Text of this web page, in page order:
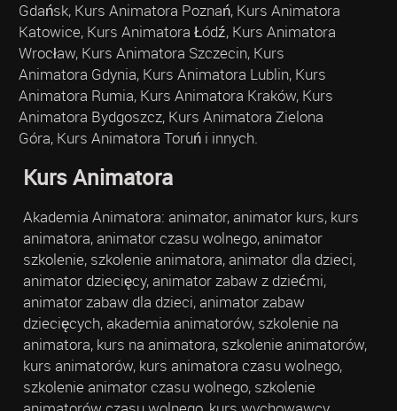
Gdańsk, Kurs Animatora Poznań, Kurs Animatora
Katowice, Kurs Animatora Łódź, Kurs Animatora
Wrocław, Kurs Animatora Szczecin, Kurs
Animatora Gdynia, Kurs Animatora Lublin, Kurs
Animatora Rumia, Kurs Animatora Kraków, Kurs
Animatora Bydgoszcz, Kurs Animatora Zielona
Góra, Kurs Animatora Toruń i innych.
Kurs Animatora
Akademia Animatora: animator, animator kurs, kurs
animatora, animator czasu wolnego, animator
szkolenie, szkolenie animatora, animator dla dzieci,
animator dziecięcy, animator zabaw z dziećmi,
animator zabaw dla dzieci, animator zabaw
dziecięcych, akademia animatorów, szkolenie na
animatora, kurs na animatora, szkolenie animatorów,
kurs animatorów, kurs animatora czasu wolnego,
szkolenie animator czasu wolnego, szkolenie